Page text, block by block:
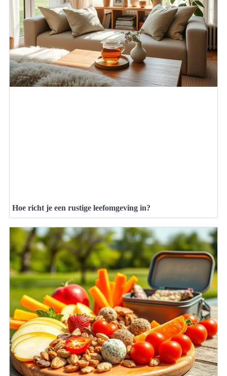
Hoe richt je een rustige leefomgeving in?